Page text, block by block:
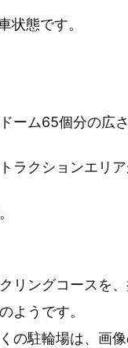
状態です。
ーム65個分の広さ
ラクションエリア
リングコースを
ようです。
の駐輪場は、画